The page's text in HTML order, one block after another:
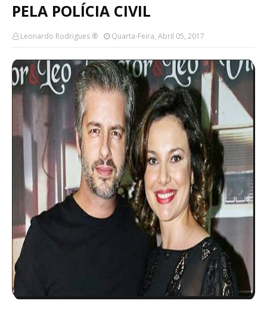
PELA POLÍCIA CIVIL
Leonardo Rodrigues ® Quarta-Feira, Abril 05, 2017